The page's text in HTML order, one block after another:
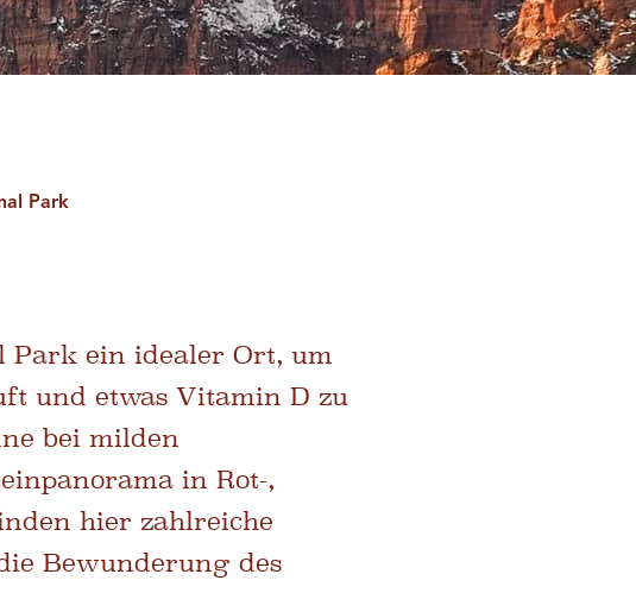
Park
Park ein idealer Ort, um
und etwas Vitamin D zu
bei milden
in Rot-,
hier zahlreiche
Bewunderung des